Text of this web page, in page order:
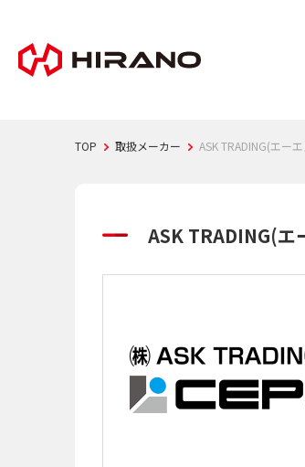
TOP 取扱メーカー ASK TRADING(エー
ASK TRADING(エ